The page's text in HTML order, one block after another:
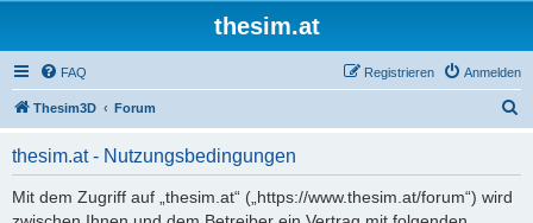
thesim.at
FAQ Anmelden
Registrieren
Thesim3D Forum
thesim.at - Nutzungsbedingungen
Mit dem Zugriff auf „thesim.at“ („https://www.thesim.at/forum“) wird